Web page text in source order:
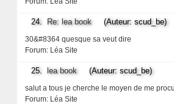
24. Re: lea book(Auteur: scud_be)
30&#8364 quesque sa veut dire
Forum: Léa Site
25. lea book(Auteur: scud_be)
salut a tous je cherche le moyen de me
Forum: Léa Site